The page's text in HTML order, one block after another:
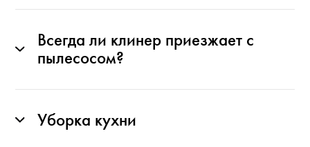
Всегда ли клинер приезжает с
пылесосом?
Уборка кухни